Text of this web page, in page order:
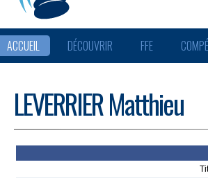
ACCUEIL DÉCOUVRIR FFE
LEVERRIER Matthieu